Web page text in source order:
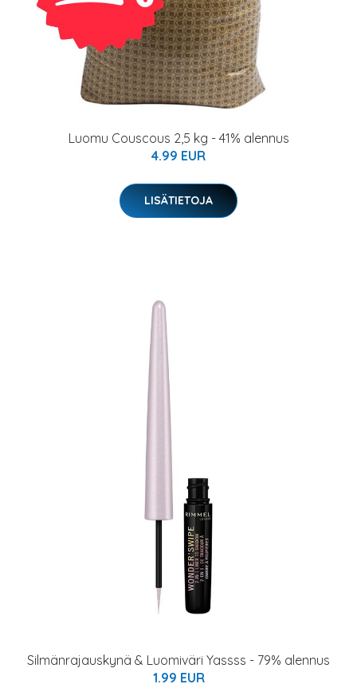
Luomu Couscous 2,5 kg - 41% alennus
4.99 EUR
LISÄTIETOJA
Silmänrajauskynä & Luomiväri Yassss - 79% alennus
1.99 EUR